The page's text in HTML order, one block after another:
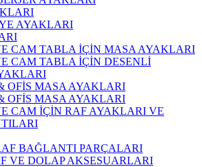
AYAKLARI
CAM TABLA İÇİN MASA AYAKLARI
CAM TABLA İÇİN DESENLİ
OFİS MASA AYAKLARI
OFİS MASA AYAKLARI
CAM İÇİN RAF AYAKLARI VE
BAĞLANTI PARÇALARI
VE DOLAP AKSESUARLARI